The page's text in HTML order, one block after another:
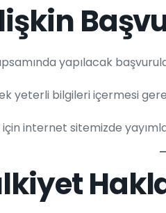
yapılacak
yeterli bilgileri içermesi
için internet sitemizde